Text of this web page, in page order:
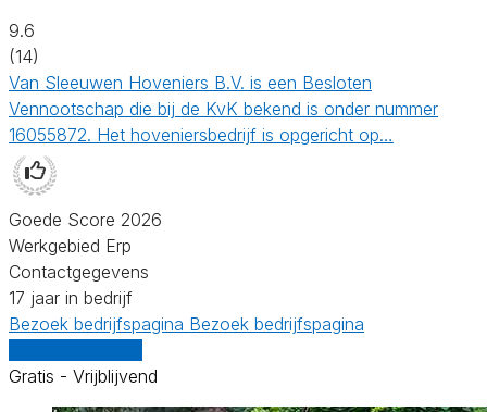
9.6
(14)
Van Sleeuwen Hoveniers B.V. is een Besloten
Vennootschap die bij de KvK bekend is onder nummer
16055872. Het hoveniersbedrijf is opgericht op…
Goede Score 2026
Werkgebied Erp
Contactgegevens
17 jaar in bedrijf
Bezoek bedrijfspagina Bezoek bedrijfspagina
Gratis - Vrijblijvend